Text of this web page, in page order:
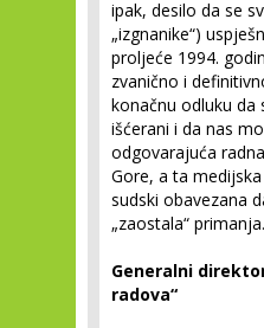
ipak, desilo da se
„izgnanike“)
proljeće 1994.
zvanično i
konačnu odluku da
išćerani i da nas
odgovarajuća
Gore, a ta
sudski obavezana
„zaostala“ primanja.
Generalni
radova“